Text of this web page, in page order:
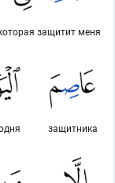
защитит меня
защитника